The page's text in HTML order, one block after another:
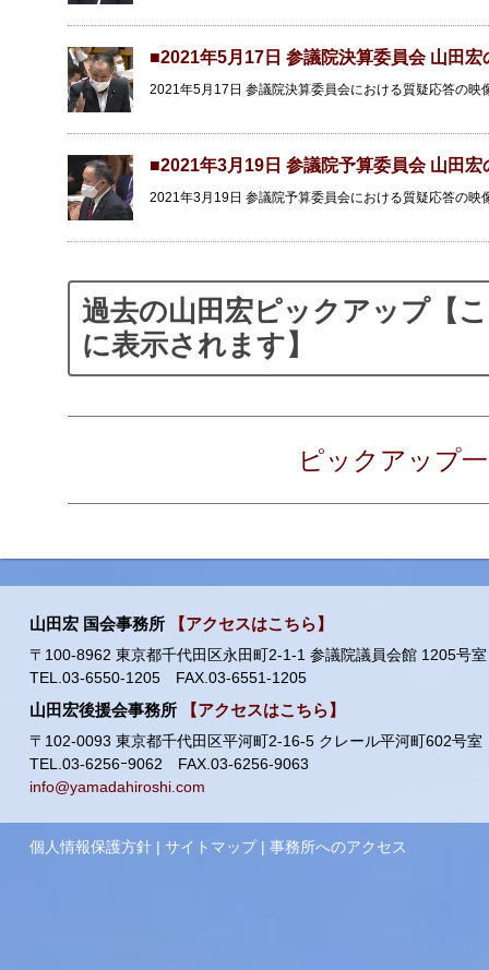
■2021年5月17日 参議院決算委員会 山田宏
2021年5月17日 参議院決算委員会における質疑応答の
■2021年3月19日 参議院予算委員会 山田宏
2021年3月19日 参議院予算委員会における質疑応答の
過去の山田宏ピックアップ【
に表示されます】
ピックアップ
山田宏 国会事務所 【アクセスはこちら】
〒100-8962 東京都千代田区永田町2-1-1 参議院議員会館 1205号室
TEL.03-6550-1205 FAX.03-6551-1205
山田宏後援会事務所 【アクセスはこちら】
〒102-0093 東京都千代田区平河町2-16-5 クレール平河町602号室
TEL.03-6256ｰ9062 FAX.03-6256-9063
info@yamadahiroshi.com
個人情報保護方針 |サイトマップ |事務所へのアクセス